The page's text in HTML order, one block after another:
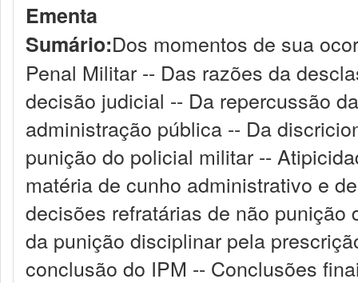
Ementa
Sumário:Dos momentos de sua
Penal Militar -- Das razões da
decisão judicial -- Da repercussão
administração pública -- Da
punição do policial militar --
matéria de cunho administrativo e
decisões refratárias de não
da punição disciplinar pela
conclusão do IPM -- Conclusões